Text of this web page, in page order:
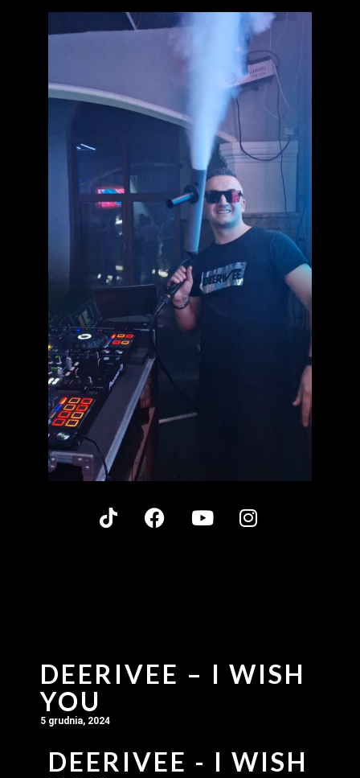
DEERIVEE – I WISH
YOU
5 grudnia, 2024
DEERIVEE - I WISH